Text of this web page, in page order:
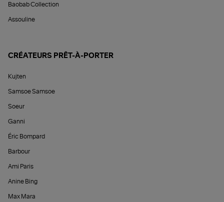
Baobab Collection
Assouline
CRÉATEURS PRÊT-À-PORTER
Kujten
Samsoe Samsoe
Soeur
Ganni
Éric Bompard
Barbour
Ami Paris
Anine Bing
Max Mara